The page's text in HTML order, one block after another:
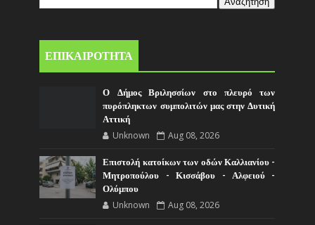
ΕΠΙΚΑΙΡΟΤΗΤΑ
Ο Δήμος Βριλησσίων στο πλευρό των
πυρόπληκτων συμπολιτών μας στην Δυτική
Αττική
Unknown Aug 08, 2026
Επιστολή κατοίκων των οδών Καλλιανίου -
Μητροπούλου - Κισσάβου - Αλφειού -
Ολύμπου
Unknown Aug 08, 2026